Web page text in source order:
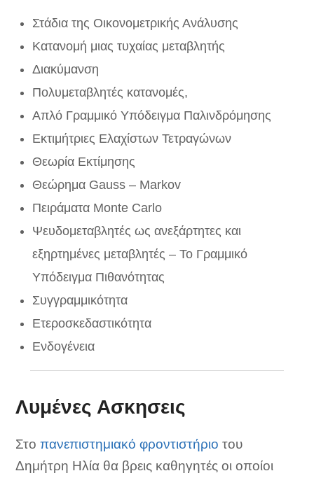
Στάδια της Οικονομετρικής Ανάλυσης
Κατανομή μιας τυχαίας μεταβλητής
Διακύμανση
Πολυμεταβλητές κατανομές,
Απλό Γραμμικό Υπόδειγμα Παλινδρόμησης
Εκτιμήτριες Ελαχίστων Τετραγώνων
Θεωρία Εκτίμησης
Θεώρημα Gauss– Μarkov
Πειράματα Monte Carlo
Ψευδομεταβλητές ως ανεξάρτητες και
εξηρτημένες μεταβλητές – Το Γραμμικό
Υπόδειγμα Πιθανότητας
Συγγραμμικότητα
Ετεροσκεδαστικότητα
Ενδογένεια
Λυμένες Ασκησεις
Στοπανεπιστημιακό φροντιστήριο του
Δημήτρη Ηλία θα βρεις καθηγητές οι οποίοι